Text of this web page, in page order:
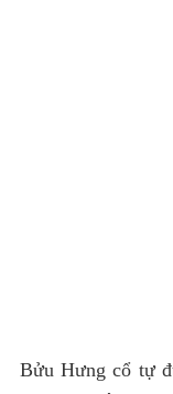
Bửu Hưng cổ tự